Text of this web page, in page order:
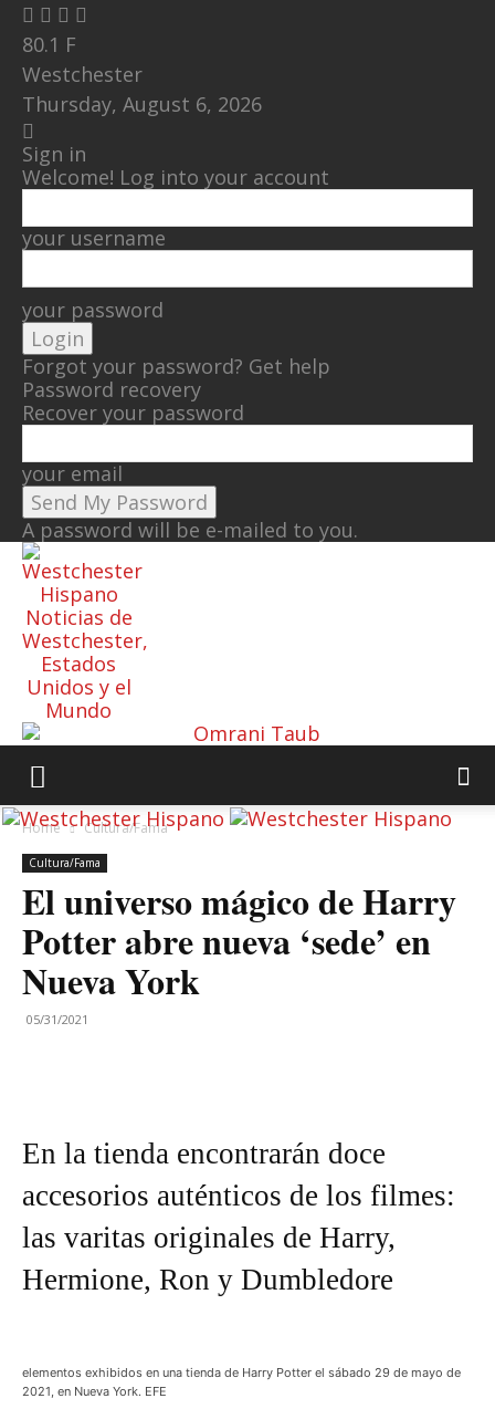
80.1 F
Westchester
Thursday, August 6, 2026
Sign in
Welcome! Log into your account
your username
your password
Forgot your password? Get help
Password recovery
Recover your password
your email
A password will be e-mailed to you.
Noticias de
Westchester,
Estados
Unidos y el
Mundo
Home Cultura/Fama
Cultura/Fama
El universo mágico de Harry
Potter abre nueva ‘sede’ en
Nueva York
05/31/2021
En la tienda encontrarán doce
accesorios auténticos de los filmes:
las varitas originales de Harry,
Hermione, Ron y Dumbledore
elementos exhibidos en una tienda de Harry Potter el sábado 29 de mayo de
2021, en Nueva York. EFE